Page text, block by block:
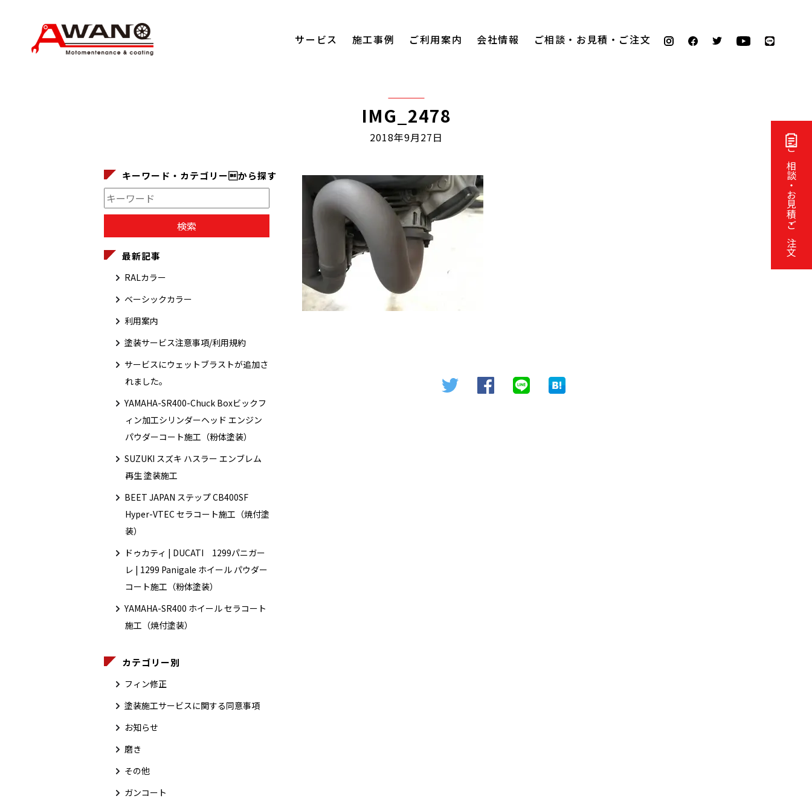
ご相談・お見積・ご注文
サービス 施工事例 ご利用案内 会社情報 ご相談・お見積・ご注文
IMG_2478
2018年9月27日
キーワード・カテゴリーから探す
最新記事
RALカラー
ベーシックカラー
利用案内
塗装サービス注意事項/利用規約
サービスにウェットブラストが追加さ
れました。
YAMAHA-SR400-Chuck Boxビックフ
ィン加工シリンダーヘッド エンジン
パウダーコート施工（粉体塗装）
SUZUKI スズキ ハスラー エンブレム
再生 塗装施工
BEET JAPAN ステップ CB400SF
Hyper-VTEC セラコート施工（焼付塗
装）
ドゥカティ | DUCATI 1299パニガー
レ | 1299 Panigale ホイール パウダー
コート施工（粉体塗装）
YAMAHA-SR400 ホイール セラコート
施工（焼付塗装）
カテゴリー別
フィン修正
塗装施工サービスに関する同意事項
お知らせ
磨き
その他
ガンコート